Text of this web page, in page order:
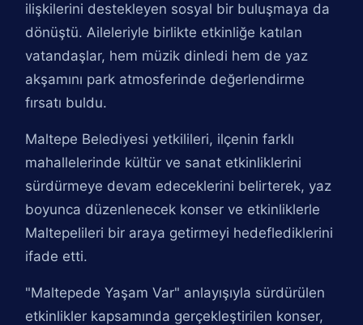
ilişkilerini destekleyen sosyal bir buluşmaya da
dönüştü. Aileleriyle birlikte etkinliğe katılan
vatandaşlar, hem müzik dinledi hem de yaz
akşamını park atmosferinde değerlendirme
fırsatı buldu.
Maltepe Belediyesi yetkilileri, ilçenin farklı
mahallelerinde kültür ve sanat etkinliklerini
sürdürmeye devam edeceklerini belirterek, yaz
boyunca düzenlenecek konser ve etkinliklerle
Maltepelileri bir araya getirmeyi hedeflediklerini
ifade etti.
"Maltepede Yaşam Var" anlayışıyla sürdürülen
etkinlikler kapsamında gerçekleştirilen konser,